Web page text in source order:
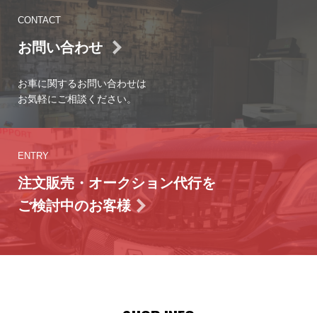
CONTACT
お問い合わせ
お車に関するお問い合わせは
お気軽にご相談ください。
ENTRY
注文販売・オークション代行を
ご検討中のお客様